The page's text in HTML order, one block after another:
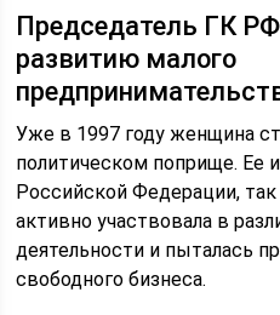
Председатель ГК
развитию малого
Уже в 1997 году женщина
политическом поприще. Ее
Российской Федерации,
активно участвовала в
деятельности и пыталась
свободного бизнеса.